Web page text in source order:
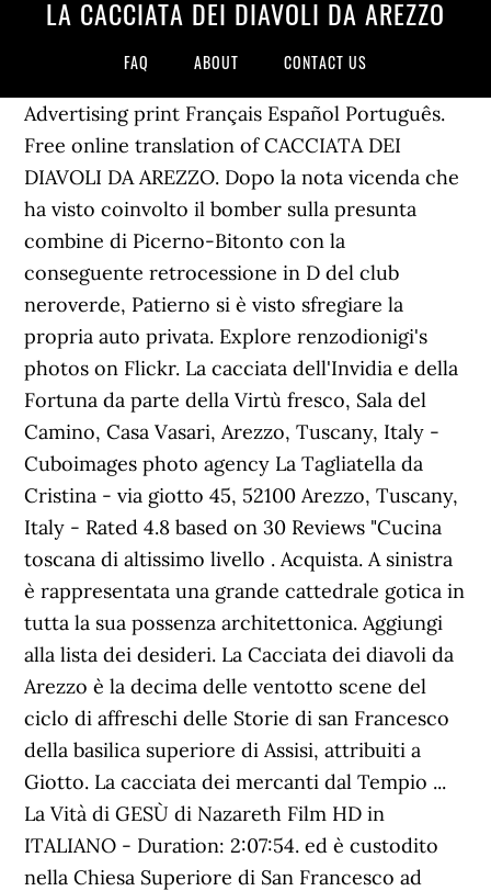
LA CACCIATA DEI DIAVOLI DA AREZZO
FAQ ABOUT CONTACT US
Advertising print Français Español Português.
Free online translation of CACCIATA DEI
DIAVOLI DA AREZZO. Dopo la nota vicenda che
ha visto coinvolto il bomber sulla presunta
combine di Picerno-Bitonto con la
conseguente retrocessione in D del club
neroverde, Patierno si è visto sfregiare la
propria auto privata. Explore renzodionigi's
photos on Flickr. La cacciata dell'Invidia e della
Fortuna da parte della Virtù fresco, Sala del
Camino, Casa Vasari, Arezzo, Tuscany, Italy -
Cuboimages photo agency La Tagliatella da
Cristina - via giotto 45, 52100 Arezzo, Tuscany,
Italy - Rated 4.8 based on 30 Reviews "Cucina
toscana di altissimo livello . Acquista. A sinistra
è rappresentata una grande cattedrale gotica in
tutta la sua possenza architettonica. Aggiungi
alla lista dei desideri. La Cacciata dei diavoli da
Arezzo è la decima delle ventotto scene del
ciclo di affreschi delle Storie di san Francesco
della basilica superiore di Assisi, attribuiti a
Giotto. La cacciata dei mercanti dal Tempio ...
La Vità di GESÙ di Nazareth Film HD in
ITALIANO - Duration: 2:07:54. ed è custodito
nella Chiesa Superiore di San Francesco ad